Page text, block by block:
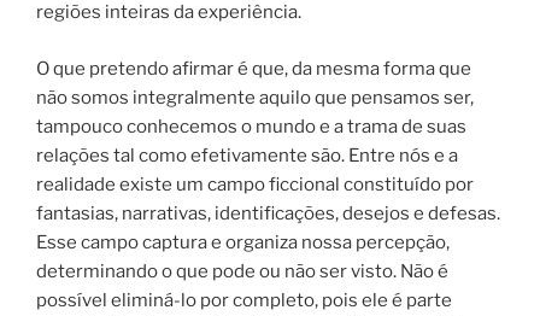
regiões inteiras da experiência.
O que pretendo afirmar é que, da mesma forma que
não somos integralmente aquilo que pensamos ser,
tampouco conhecemos o mundo e a trama de suas
relações tal como efetivamente são. Entre nós e a
realidade existe um campo ficcional constituído por
fantasias, narrativas, identificações, desejos e defesas.
Esse campo captura e organiza nossa percepção,
determinando o que pode ou não ser visto. Não é
possível eliminá-lo por completo, pois ele é parte